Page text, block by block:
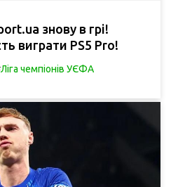
знову в грі!
виграти PS5 Pro!
Ліга чемпіонів УЄФА